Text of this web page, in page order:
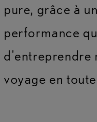
pure, grâce à
performance
d'entreprendre
voyage en